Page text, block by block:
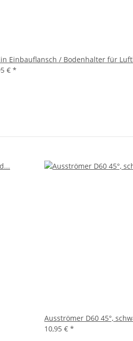
Einbauflansch / Bodenhalter für
€ *
Ausströmer D60 45°,
10,95 € *